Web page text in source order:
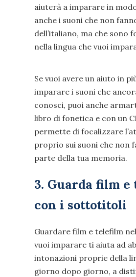
aiuterà a imparare in
anche i suoni che non
dell’italiano, ma che sono
nella lingua che vuoi
Se vuoi avere un aiuto in
imparare i suoni che
conosci, puoi anche
libro di fonetica e con un
permette di focalizzare
proprio sui suoni che non
parte della tua memoria.
3. Guarda film
con i sottotitoli
Guardare film e telefilm
vuoi imparare ti aiuta ad
intonazioni proprie della
giorno dopo giorno, a